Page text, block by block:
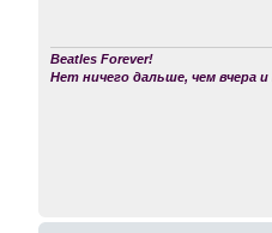
Beatles Forever!
Нет ничего дальше, чем вчера